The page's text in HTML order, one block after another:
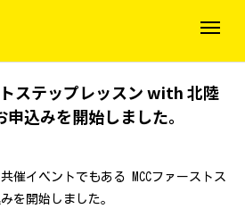
ステップレッスン with 北陸
込みを開始しました。
催イベントでもある MCCファーストス
を開始しました。